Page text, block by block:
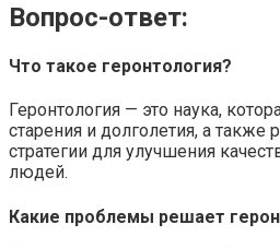
Вопрос-ответ:
Что такое геронтология?
Геронтология — это наука,
старения и долголетия, а также
стратегии для улучшения
людей.
Какие проблемы решает